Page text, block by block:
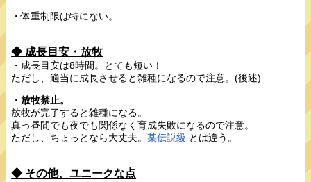
・体重制限は特にない。
◆ 成長目安・放牧
・成長目安は8時間。とても短い！
ただし、適当に成長させると雑種になるので注意。(後述)
・放牧禁止。
放牧が完了すると雑種になる。
真っ昼間でも夜でも関係なく育成失敗になるので注意。
ただし、ちょっとなら大丈夫。某伝説級 とは違う。
◆ その他、ユニークな点